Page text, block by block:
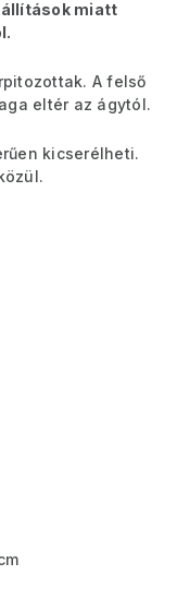
miatt
A felső
eltér az ágytól.
kicserélheti.